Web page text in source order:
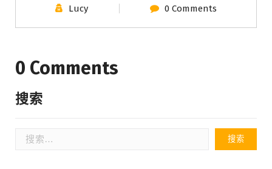
Lucy 0 Comments
0 Comments
搜索